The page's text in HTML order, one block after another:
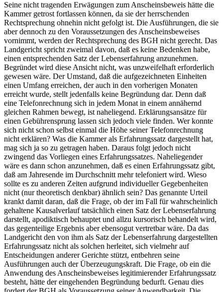
Seine nicht tragenden Erwägungen zum Anscheinsbeweis hätte die
Kammer getrost fortlassen können, da sie der herrschenden
Rechtsprechung ohnehin nicht gefolgt ist. Die Ausführungen, die sie
aber dennoch zu den Voraussetzungen des Anscheinsbeweises
vornimmt, werden der Rechtsprechung des BGH nicht gerecht. Das
Landgericht spricht zweimal davon, daß es keine Bedenken habe,
einen entsprechenden Satz der Lebenserfahrung anzunehmen.
Begründet wird diese Ansicht nicht, was unzweifelhaft erforderlich
gewesen wäre. Der Umstand, daß die aufgezeichneten Einheiten
einen Umfang erreichen, der auch in den vorherigen Monaten
erreicht wurde, stellt jedenfalls keine Begründung dar. Denn daß
eine Telefonrechnung sich in jedem Monat in einem annähernd
gleichen Rahmen bewegt, ist naheliegend. Erklärungsansätze für
einen Gebührensprung lassen sich jedoch viele finden. Wer konnte
sich nicht schon selbst einmal die Höhe seiner Telefonrechnung
nicht erklären? Was die Kammer als Erfahrungssatz dargestellt hat,
mag sich ja so zu getragen haben. Daraus folgt jedoch nicht
zwingend das Vorliegen eines Erfahrungssatzes. Naheliegender
wäre es dann schon anzunehmen, daß es einen Erfahrungssatz gibt,
daß am Jahresende im Durchschnitt mehr telefoniert wird. Wieso
sollte es zu anderen Zeiten aufgrund individueller Gegebenheiten
nicht (nur theoretisch denkbar) ähnlich sein? Das genannte Urteil
krankt damit daran, daß die Frage, ob der im Fall für wahrscheinlich
gehaltene Kausalverlauf tatsächlich einen Satz der Lebenserfahrung
darstellt, apodiktisch behauptet und allzu kursorisch behandelt wird,
das gegenteilige Ergebnis aber ebensogut vertretbar wäre. Da das
Landgericht den von ihm als Satz der Lebenserfahrung dargestellten
Erfahrungssatz nicht als solchen herleitet, sich vielmehr auf
Entscheidungen anderer Gerichte stützt, entbehren seine
Ausführungen auch der Überzeugungskraft. Die Frage, ob ein die
Anwendung des Anscheinsbeweises legitimierender Erfahrungssatz
besteht, hätte der eingehenden Begründung bedurft. Genau dies